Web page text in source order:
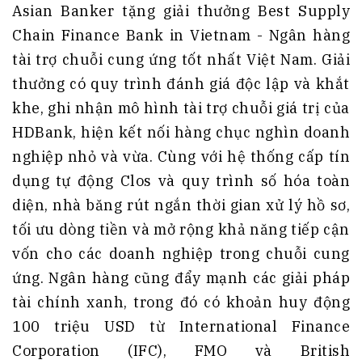
Asian Banker tặng giải thưởng Best Supply
Chain Finance Bank in Vietnam - Ngân hàng
tài trợ chuỗi cung ứng tốt nhất Việt Nam. Giải
thưởng có quy trình đánh giá độc lập và khắt
khe, ghi nhận mô hình tài trợ chuỗi giá trị của
HDBank, hiện kết nối hàng chục nghìn doanh
nghiệp nhỏ và vừa. Cùng với hệ thống cấp tín
dụng tự động Clos và quy trình số hóa toàn
diện, nhà băng rút ngắn thời gian xử lý hồ sơ,
tối ưu dòng tiền và mở rộng khả năng tiếp cận
vốn cho các doanh nghiệp trong chuỗi cung
ứng. Ngân hàng cũng đẩy mạnh các giải pháp
tài chính xanh, trong đó có khoản huy động
100 triệu USD từ International Finance
Corporation (IFC), FMO và British